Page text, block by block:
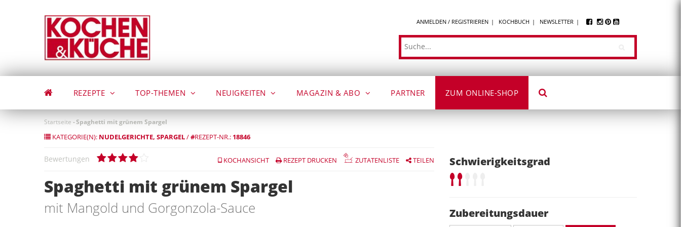
ANMELDEN / REGISTRIEREN KOCHBUCH NEWSLETTER
Suche
REZEPTE TOP-THEMEN NEUIGKEITEN MAGAZIN & ABO PARTNER ZUM ONLINE-SHOP
Startseite -Spaghetti mit grünem Spargel
KATEGORIE(N): NUDELGERICHTE SPARGEL/#REZEPT-NR.: 18846
Bewertungen KOCHANSICHT REZEPT DRUCKEN ZUTATENLISTE TEILEN
Spaghetti mit grünem Spargel
mit Mangold und Gorgonzola-Sauce
Schwierigkeitsgrad
Zubereitungsdauer